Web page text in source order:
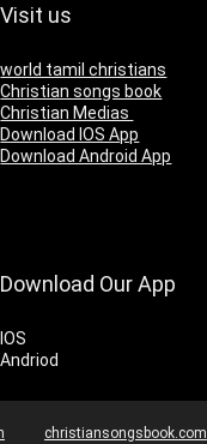
Visit us
world tamil christians
Christian songs book
Christian Medias
Download IOS App
Download Android App
Download Our App
IOS
Andriod
christiansongsbook.com